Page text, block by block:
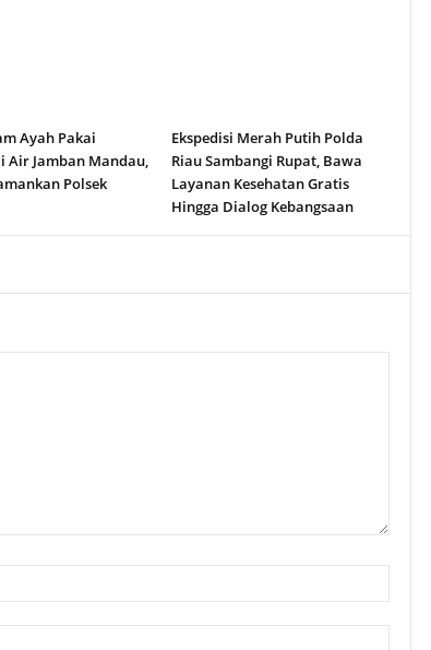
Ayah Pakai
Air Jamban Mandau,
Polsek
Ekspedisi Merah Putih Polda
Riau Sambangi Rupat, Bawa
Layanan Kesehatan Gratis
Hingga Dialog Kebangsaan